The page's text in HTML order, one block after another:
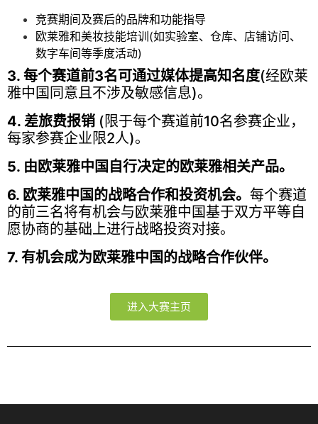
竞赛期间及赛后的品牌和功能指导
欧莱雅和美妆技能培训(如实验室、仓库、店铺访问、
数字车间等季度活动)
3. 每个赛道前3名可通过媒体提高知名度(经欧莱
雅中国同意且不涉及敏感信息)。
4. 差旅费报销 (限于每个赛道前10名参赛企业，
每家参赛企业限2人)。
5. 由欧莱雅中国自行决定的欧莱雅相关产品。
6. 欧莱雅中国的战略合作和投资机会。 每个赛道
的前三名将有机会与欧莱雅中国基于双方平等自
愿协商的基础上进行战略投资对接。
7. 有机会成为欧莱雅中国的战略合作伙伴。
进入大赛主页